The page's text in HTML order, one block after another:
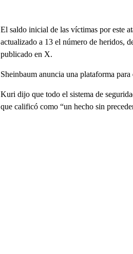
El saldo inicial de las víctimas por este
actualizado a 13 el número de heridos,
publicado en X.
Sheinbaum anuncia una plataforma
Kuri dijo que todo el sistema de
que calificó como “un hecho sin